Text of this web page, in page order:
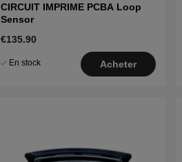
CIRCUIT IMPRIME PCBA Loop
Sensor
€135.90
En stock Acheter